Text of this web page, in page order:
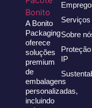
A Bonito
Packaging
oferece
soluções
premium
de
embalagens
personalizadas,
incluindo
Serviços
Sobre
Proteção
IP